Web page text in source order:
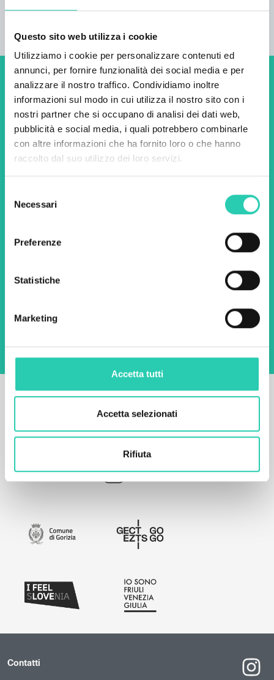
Questo sito web utilizza i cookie
Utilizziamo i cookie per personalizzare contenuti ed
annunci, per fornire funzionalità dei social media e per
analizzare il nostro traffico. Condividiamo inoltre
informazioni sul modo in cui utilizza il nostro sito con i
nostri partner che si occupano di analisi dei dati web,
pubblicità e social media, i quali potrebbero combinarle
con altre informazioni che ha fornito loro o che hanno
raccolto dal suo utilizzo dei loro servizi.
delNecessari
Preferenze
Statistiche
Marketing
Accetta tutti
Accetta selezionati
Rifiuta
dedicata per abbronzarsi nel completo relax.
Non perderti i prossimi
eventi! Iscriviti alla
newsletter di GO! 2025 per
scoprire tutte le nostre
iniziative.
sito web.
Contatti